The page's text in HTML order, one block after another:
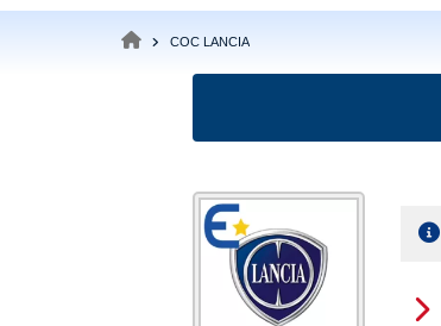
BRICIOLE
PANE
COC LANCIA